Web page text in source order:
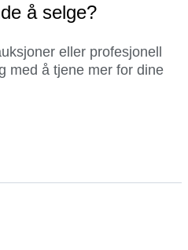
å selge?
eller profesjonell
med å tjene mer for dine